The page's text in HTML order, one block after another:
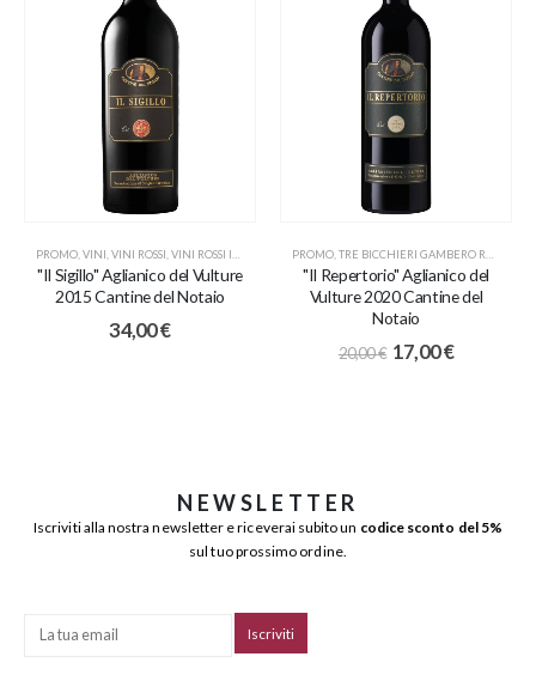
PROMO VINI VINI ROSSI VINI ROSSI ITALIANI
"Il Sigillo" Aglianico del Vulture
2015 Cantine del Notaio
34,00€
PROMO TRE BICCHIERI GAMBERO ROSSO
"Il Repertorio" Aglianico del
Vulture 2020 Cantine del
Notaio
20,00€ 17,00€
NEWSLETTER
Iscriviti alla nostra newsletter e riceverai subito un codice sconto del 5%
sul tuo prossimo ordine.